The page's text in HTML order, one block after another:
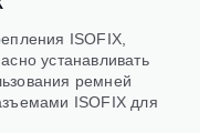
ISOFIX,
устанавливать
ремней
ISOFIX для